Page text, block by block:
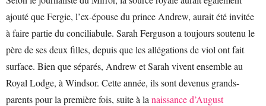
ajouté que Fergie, l’ex-épouse du prince Andrew, aurait été invitée
à faire partie du conciliabule. Sarah Ferguson a toujours soutenu le
père de ses deux filles, depuis que les allégations de viol ont fait
surface. Bien que séparés, Andrew et Sarah vivent ensemble au
Royal Lodge, à Windsor. Cette année, ils sont devenus grands-
parents pour la première fois, suite à la naissance d’August